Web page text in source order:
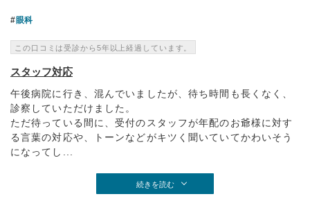
眼科
この口コミは受診から5年以上経過しています。
スタッフ対応
午後病院に行き、混んでいましたが、待ち時間も長くなく、
診察していただけました。
ただ待っている間に、受付のスタッフが年配のお爺様に対す
る言葉の対応や、トーンなどがキツく聞いていてかわいそう
になってし...
続きを読む